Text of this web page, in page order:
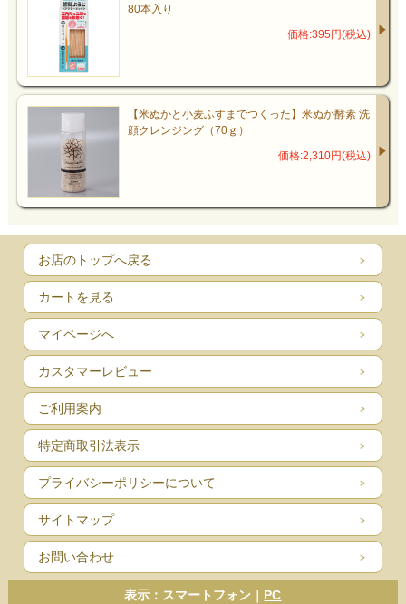
80本入り
価格:395円(税込)
【米ぬかと小麦ふすまでつくった】米ぬか酵素 洗
顔クレンジング（70ｇ）
価格:2,310円(税込)
お店のトップへ戻る
カートを見る
マイページへ
カスタマーレビュー
ご利用案内
特定商取引法表示
プライバシーポリシーについて
サイトマップ
お問い合わせ
表示：スマートフォン｜ PC